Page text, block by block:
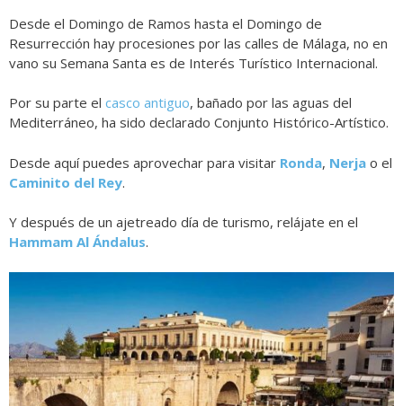
Desde el Domingo de Ramos hasta el Domingo de
Resurrección hay procesiones por las calles de Málaga, no en
vano su Semana Santa es de Interés Turístico Internacional.
Por su parte el casco antiguo, bañado por las aguas del
Mediterráneo, ha sido declarado Conjunto Histórico-Artístico.
Desde aquí puedes aprovechar para visitar Ronda, Nerja o el
Caminito del Rey.
Y después de un ajetreado día de turismo, relájate en el
Hammam Al Ándalus.